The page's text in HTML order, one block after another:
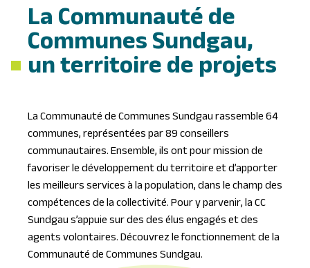
La Communauté de
Communes Sundgau,
un territoire de projets
La Communauté de Communes Sundgau rassemble 64
communes, représentées par 89 conseillers
communautaires. Ensemble, ils ont pour mission de
favoriser le développement du territoire et d’apporter
les meilleurs services à la population, dans le champ des
compétences de la collectivité. Pour y parvenir, la CC
Sundgau s’appuie sur des des élus engagés et des
agents volontaires. Découvrez le fonctionnement de la
Communauté de Communes Sundgau.